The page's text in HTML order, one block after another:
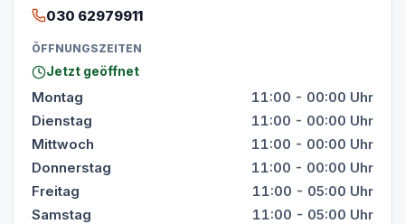
030 62979911
ÖFFNUNGSZEITEN
Jetzt geöffnet
Montag
11:00 - 00:00 Uhr
Dienstag
11:00 - 00:00 Uhr
Mittwoch
11:00 - 00:00 Uhr
Donnerstag
11:00 - 00:00 Uhr
Freitag
11:00 - 05:00 Uhr
Samstag
11:00 - 05:00 Uhr